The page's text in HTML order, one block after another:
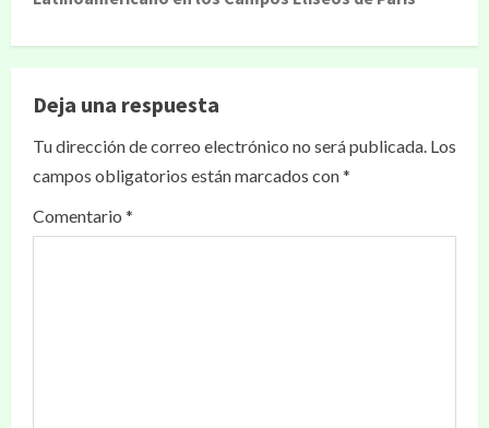
Deja una respuesta
Tu dirección de correo electrónico no será publicada. Los
campos obligatorios están marcados con*
Comentario *